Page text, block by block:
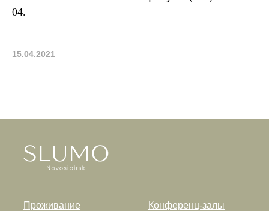
04.
15.04.2021
Проживание Конференц-залы